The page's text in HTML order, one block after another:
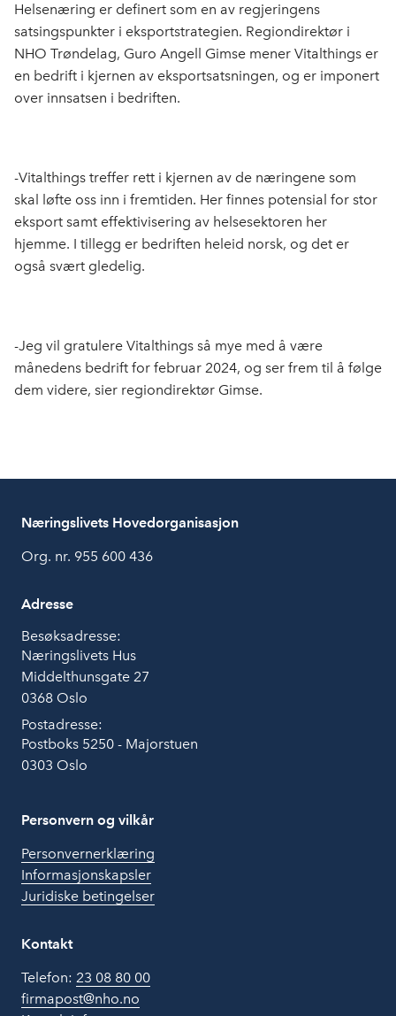
Helsenæring er definert som en av regjeringens
satsingspunkter i eksportstrategien. Regiondirektør i
NHO Trøndelag, Guro Angell Gimse mener Vitalthings er
en bedrift i kjernen av eksportsatsningen, og er imponert
over innsatsen i bedriften.
-Vitalthings treffer rett i kjernen av de næringene som
skal løfte oss inn i fremtiden. Her finnes potensial for stor
eksport samt effektivisering av helsesektoren her
hjemme. I tillegg er bedriften heleid norsk, og det er
også svært gledelig.
-Jeg vil gratulere Vitalthings så mye med å være
månedens bedrift for februar 2024, og ser frem til å følge
dem videre, sier regiondirektør Gimse.
Næringslivets Hovedorganisasjon
Org. nr. 955 600 436
Adresse
Besøksadresse:
Næringslivets Hus
Middelthunsgate 27
0368 Oslo
Postadresse:
Postboks 5250 - Majorstuen
0303 Oslo
Personvern og vilkår
Personvernerklæring
Informasjonskapsler
Juridiske betingelser
Kontakt
Telefon: 23 08 80 00
firmapost@nho.no